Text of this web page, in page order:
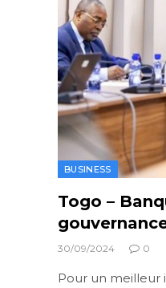
BUSINESS
Togo –
30/09/2024 0
Pour un meilleur